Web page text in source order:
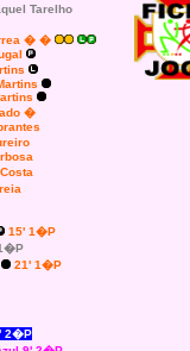
Tarelho
� �
�
15' 1�P
21' 1�P
2�P